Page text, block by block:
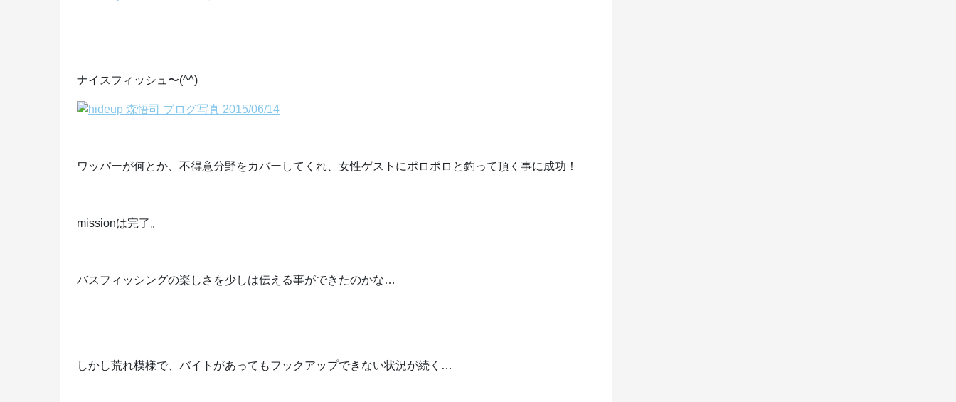
ナイスフィッシュ〜(^^)
ワッパーが何とか、不得意分野をカバーしてくれ、女性ゲストにポロポロと釣って頂く事に成功！
missionは完了。
バスフィッシングの楽しさを少しは伝える事ができたのかな…
しかし荒れ模様で、バイトがあってもフックアップできない状況が続く…